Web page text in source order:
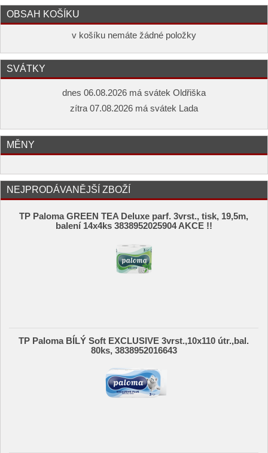
OBSAH KOŠÍKU
v košíku nemáte žádné položky
SVÁTKY
dnes 06.08.2026 má svátek Oldřiška
zítra 07.08.2026 má svátek Lada
MĚNY
NEJPRODÁVANĚJŠÍ ZBOŽÍ
TP Paloma GREEN TEA Deluxe parf. 3vrst., tisk, 19,5m,
balení 14x4ks 3838952025904 AKCE !!
TP Paloma BÍLÝ Soft EXCLUSIVE 3vrst.,10x110 útr.,bal.
80ks, 3838952016643